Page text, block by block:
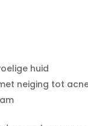
huid
neiging tot